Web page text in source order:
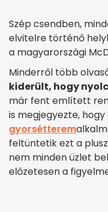
Szép csendben,
elvitelre történő
a magyarországi
Minderről több
kiderült, hogy
már fent említett
is megjegyezte, hogy
gyorsétterem
feltüntetik ezt a
nem minden üzlet
előzetesen a